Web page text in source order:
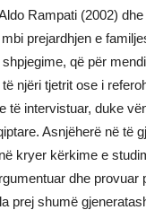
Rampati (2002)
prejardhjen e
që për
njëri tjetrit ose i
të intervistuar, duke
Asnjëherë në të
kryer kërkime e
dhe provuar
prej shumë